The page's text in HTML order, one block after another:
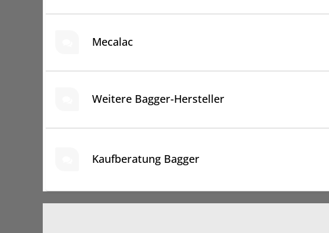
Mecalac
Weitere Bagger-Hersteller
Kaufberatung Bagger